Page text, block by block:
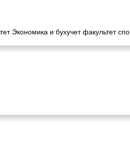
Экономика и бухучет факультет спо